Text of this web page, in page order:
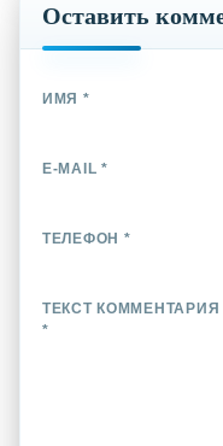
Оставить
ИМЯ *
E-MAIL *
ТЕЛЕФОН *
ТЕКСТ КОММЕНТАРИЯ
*